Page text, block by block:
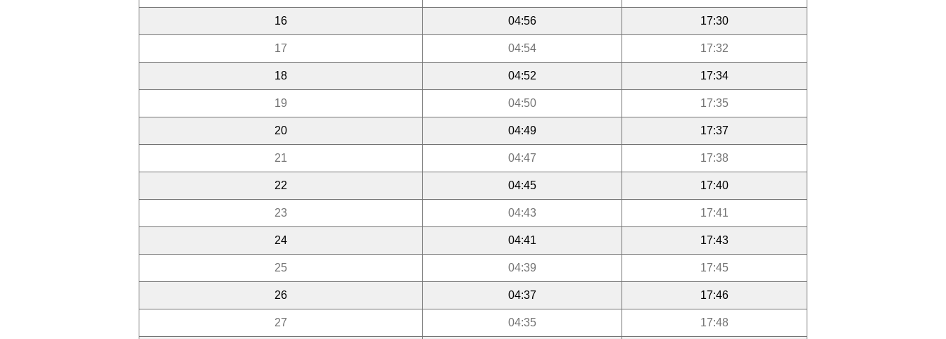
16 04:56 17:30
17 04:54 17:32
18 04:52 17:34
19 04:50 17:35
20 04:49 17:37
21 04:47 17:38
22 04:45 17:40
23 04:43 17:41
24 04:41 17:43
25 04:39 17:45
26 04:37 17:46
27 04:35 17:48